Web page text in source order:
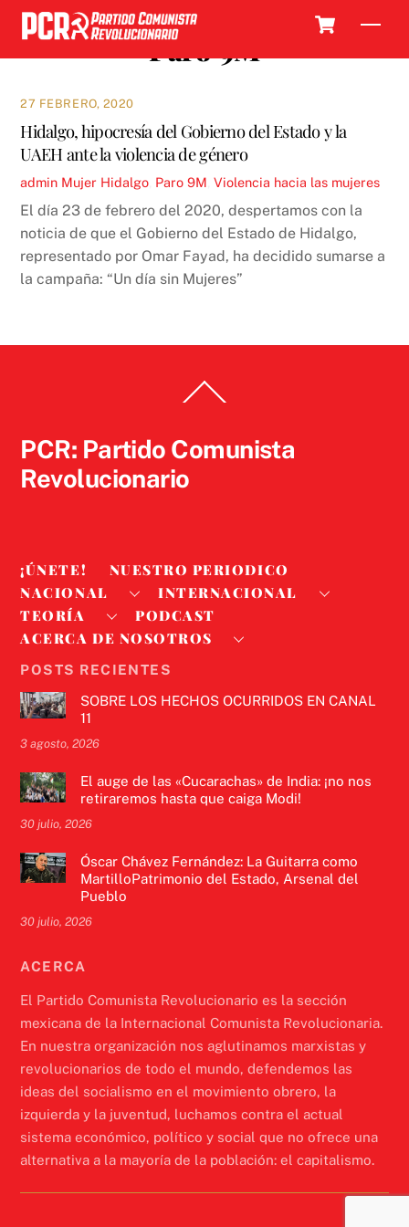
Skip
content
Paro 9M
27 FEBRERO, 2020
Hidalgo, hipocresía del Gobierno del Estado y la
UAEH ante la violencia de género
admin Mujer Hidalgo Paro 9M ,Violencia hacia las mujeres
El día 23 de febrero del 2020, despertamos con la
noticia de que el Gobierno del Estado de Hidalgo,
representado por Omar Fayad, ha decidido sumarse a
la campaña: “Un día sin Mujeres”
To
PCR: Partido Comunista
Revolucionario
¡ÚNETE!
NUESTRO PERIODICO
NACIONAL
INTERNACIONAL
TEORÍA
PODCAST
ACERCA DE NOSOTROS
POSTS RECIENTES
SOBRE LOS HECHOS OCURRIDOS EN CANAL
11
3 agosto, 2026
El auge de las «Cucarachas» de India: ¡no nos
retiraremos hasta que caiga Modi!
30 julio, 2026
Óscar Chávez Fernández: La Guitarra como
MartilloPatrimonio del Estado, Arsenal del
Pueblo
30 julio, 2026
ACERCA
El Partido Comunista Revolucionario es la sección
mexicana de la Internacional Comunista Revolucionaria.
En nuestra organización nos aglutinamos marxistas y
revolucionarios de todo el mundo, defendemos las
ideas del socialismo en el movimiento obrero, la
izquierda y la juventud, luchamos contra el actual
sistema económico, político y social que no ofrece una
alternativa a la mayoría de la población: el capitalismo.